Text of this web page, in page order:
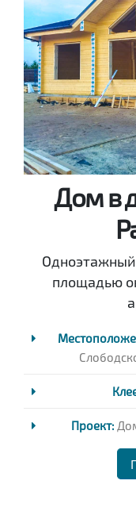
Дом в
Одноэтажный
площадью
Проект: